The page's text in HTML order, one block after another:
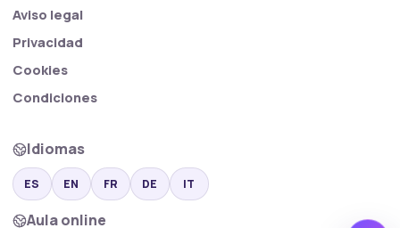
Aviso legal
Privacidad
Cookies
Condiciones
Idiomas
ES EN FR DE IT
Aula online